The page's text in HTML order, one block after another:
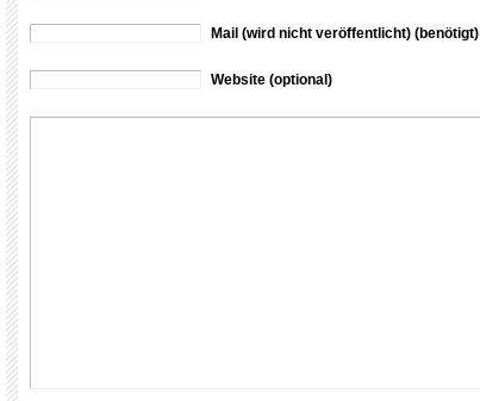
Mail (wird nicht veröffentlicht) (benötigt)
Website (optional)